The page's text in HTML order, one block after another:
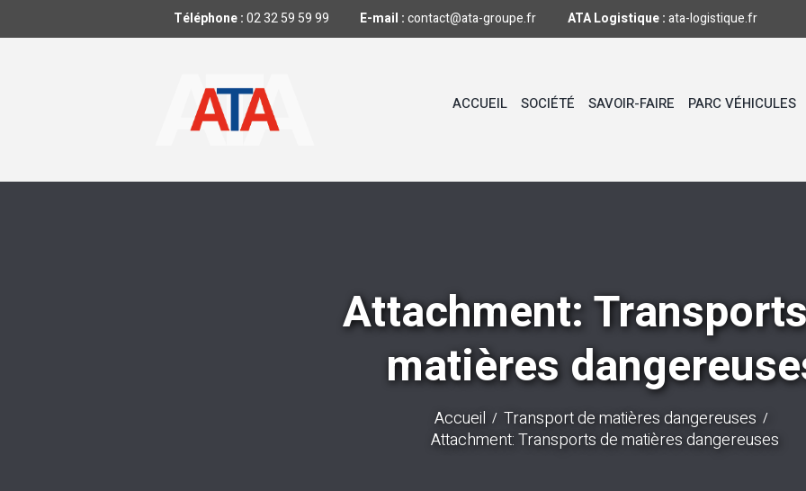
Téléphone :02 32 59 59 99 E-mail :contact@ata-groupe.fr ATA Logistique :ata-logistique.fr
ACCUEIL SOCIÉTÉ SAVOIR-FAIRE PARC VÉHICULES
Attachment:
matières
Accueil
Transport de matières dangereuses
Attachment: Transports de matières dangereuses